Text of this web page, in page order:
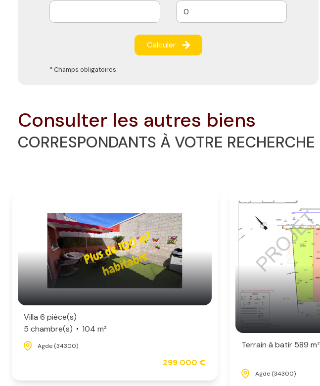
Calculer
* Champs obligatoires
consulter les autres biens
CORRESPONDANTS À VOTRE RECHERCHE
Villa 6 pièce(s)
5 chambre(s)
104 m²
Agde (34300)
299 000 €
Terrain à batir 589 m²
Agde (34300)